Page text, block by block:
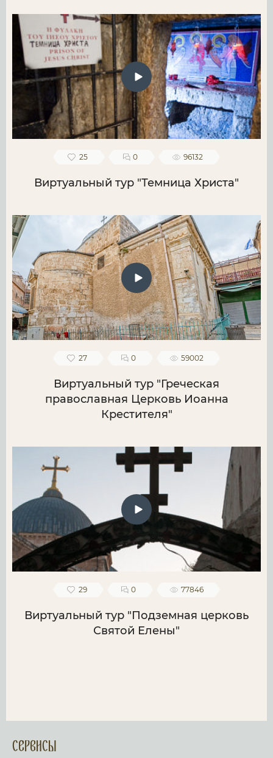
25 0 96132
Виртуальный тур "Темница Христа"
27 0 59002
Виртуальный тур "Греческая
православная Церковь Иоанна
Крестителя"
29 0 77846
Виртуальный тур "Подземная церковь
Святой Елены"
Сервисы